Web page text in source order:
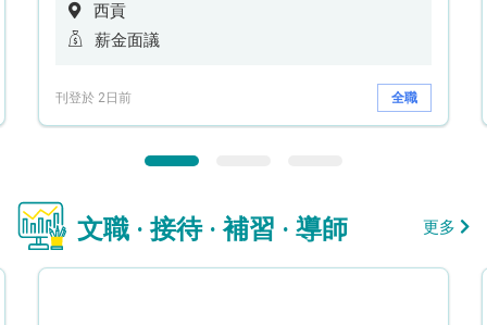
西貢
薪金面議
刊登於 2日前 全職
文職 · 接待 · 補習 · 導師 更多